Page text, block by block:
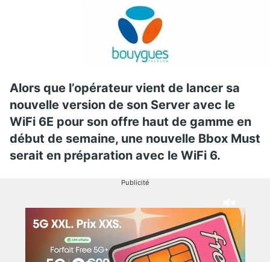
Alors que l’opérateur vient de lancer sa
nouvelle version de son Server avec le
WiFi 6E pour son offre haut de gamme en
début de semaine, une nouvelle Bbox Must
serait en préparation avec le WiFi 6.
Publicité